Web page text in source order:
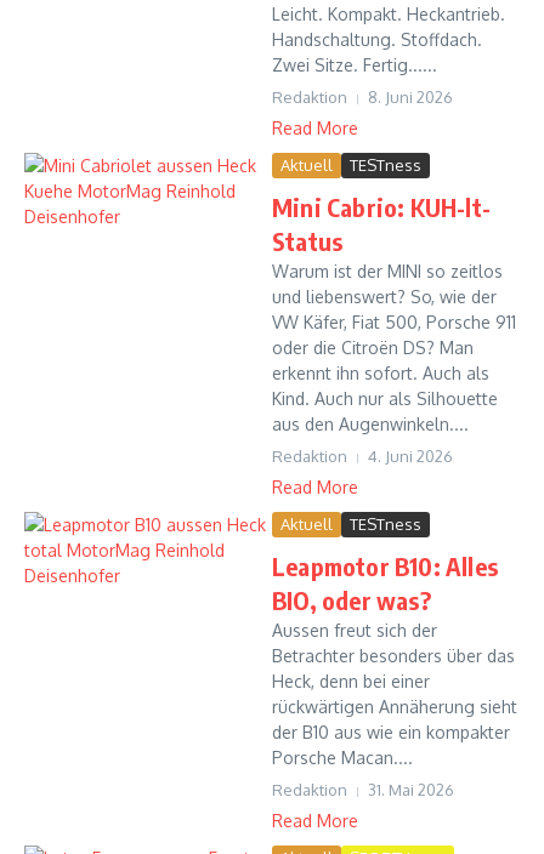
Leicht. Kompakt. Heckantrieb.
Handschaltung. Stoffdach.
Zwei Sitze. Fertig......
Redaktion 8. Juni 2026
Read More
Aktuell TESTness
Mini Cabrio: KUH-lt-
Status
Warum ist der MINI so zeitlos
und liebenswert? So, wie der
VW Käfer, Fiat 500, Porsche 911
oder die Citroën DS? Man
erkennt ihn sofort. Auch als
Kind. Auch nur als Silhouette
aus den Augenwinkeln....
Redaktion 4. Juni 2026
Read More
Aktuell TESTness
Leapmotor B10: Alles
BIO, oder was?
Aussen freut sich der
Betrachter besonders über das
Heck, denn bei einer
rückwärtigen Annäherung sieht
der B10 aus wie ein kompakter
Porsche Macan....
Redaktion 31. Mai 2026
Read More